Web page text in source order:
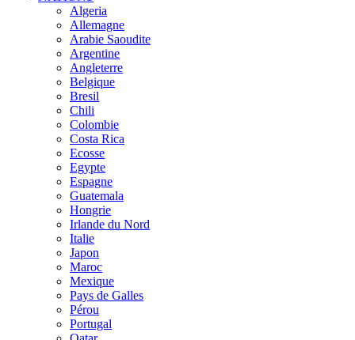
Algeria
Allemagne
Arabie Saoudite
Argentine
Angleterre
Belgique
Bresil
Chili
Colombie
Costa Rica
Ecosse
Egypte
Espagne
Guatemala
Hongrie
Irlande du Nord
Italie
Japon
Maroc
Mexique
Pays de Galles
Pérou
Portugal